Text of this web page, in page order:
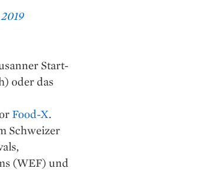
Start-
oder das
Food-X.
Schweizer
(WEF) und